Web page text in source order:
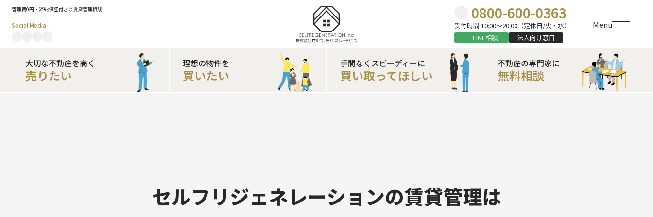
管理費0円・滞納保証付きの賃貸管理相談
Social Media
0800-600-0363
受付時間 10:00〜20:00（定休日/火・水）
LINE相談
法人向け窓口
Menu
大切な不動産を高く
売りたい
理想の物件を
買いたい
手間なくスピーディーに
買い取ってほしい
不動産の専門家に
無料相談
セルフリジェネレーションの賃貸管理は